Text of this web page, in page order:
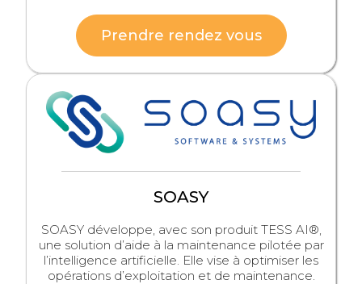
Prendre rendez vous
SOASY
SOASY développe, avec son produit TESS AI®,
une solution d’aide à la maintenance pilotée par
l’intelligence artificielle. Elle vise à optimiser les
opérations d’exploitation et de maintenance.